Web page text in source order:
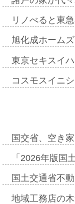
リノべると東
旭化成ホーム
東京セキスイ
コスモスイニ
国交省、空き
「2026年版
国土交通省不
地域工務店の